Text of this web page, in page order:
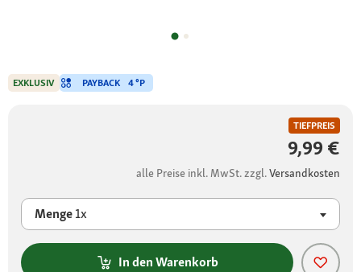
TIEFPREIS
9,99 €
alle Preise inkl. MwSt. zzgl.Versandkosten
Menge1x
In den Warenkorb
EXKLUSIV PAYBACK 4 °P